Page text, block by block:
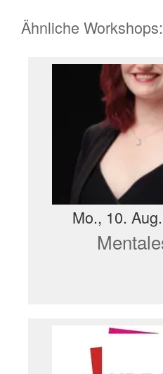
Ähnliche Workshops:
Mo., 10.